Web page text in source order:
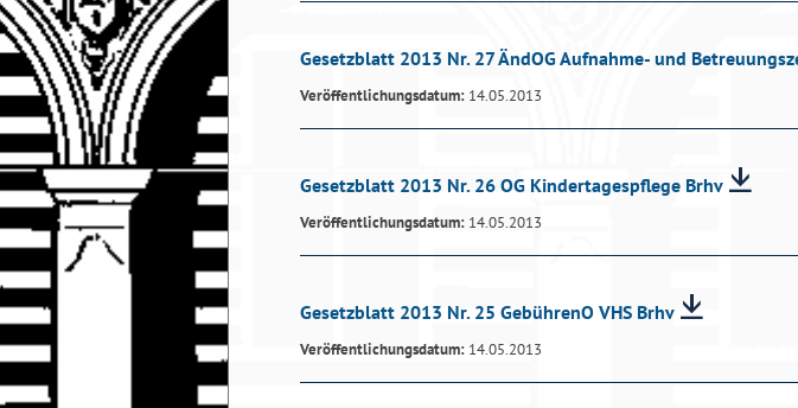
Gesetzblatt 2013 Nr. 27 ÄndOG Aufnahme- und
Veröffentlichungsdatum: 14.05.2013
Gesetzblatt 2013 Nr. 26 OG Kindertagespflege Brhv
Veröffentlichungsdatum: 14.05.2013
Gesetzblatt 2013 Nr. 25 GebührenO VHS Brhv
Veröffentlichungsdatum: 14.05.2013